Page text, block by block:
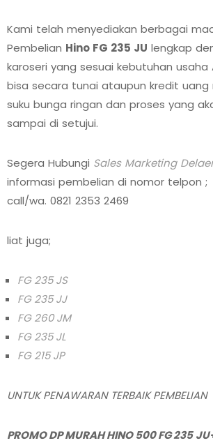
Kami telah menyediakan berbagai
Pembelian Hino FG 235 JU lengkap
karoseri yang sesuai kebutuhan usaha
bisa secara tunai ataupun kredit uang
suku bunga ringan dan proses yang
sampai di setujui.
Segera Hubungi Sales Marketing
informasi pembelian di nomor telpon ;
call/wa. 0821 2353 2469
liat juga;
FG 235 JS
FG 235 JJ
FG 260 JM
FG 235 JL
FG 215 JP
UNTUK PENAWARAN TERBAIK PEMBELIAN
PROMO DP MURAH HINO 500 FG 235